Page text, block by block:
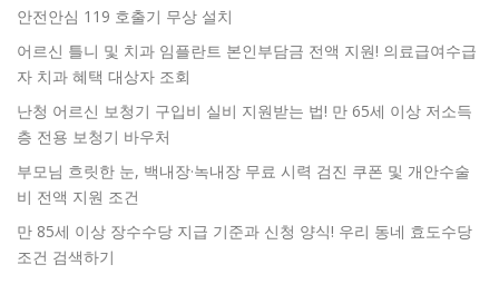
안전안심 119 호출기 무상 설치
어르신 틀니 및 치과 임플란트 본인부담금 전액 지원! 의료급여수급
자 치과 혜택 대상자 조회
난청 어르신 보청기 구입비 실비 지원받는 법! 만 65세 이상 저소득
층 전용 보청기 바우처
부모님 흐릿한 눈, 백내장·녹내장 무료 시력 검진 쿠폰 및 개안수술
비 전액 지원 조건
만 85세 이상 장수수당 지급 기준과 신청 양식! 우리 동네 효도수당
조건 검색하기